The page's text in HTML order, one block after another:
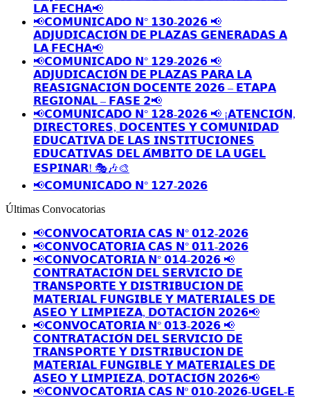
𝗟𝗔 𝗙𝗘𝗖𝗛𝗔📢
📢𝗖𝗢𝗠𝗨𝗡𝗜𝗖𝗔𝗗𝗢 𝗡° 𝟭𝟯𝟬-𝟮𝟬𝟮𝟲 📢
𝗔𝗗𝗝𝗨𝗗𝗜𝗖𝗔𝗖𝗜𝗢́𝗡 𝗗𝗘 𝗣𝗟𝗔𝗭𝗔𝗦 𝗚𝗘𝗡𝗘𝗥𝗔𝗗𝗔𝗦 𝗔
𝗟𝗔 𝗙𝗘𝗖𝗛𝗔📢
📢𝗖𝗢𝗠𝗨𝗡𝗜𝗖𝗔𝗗𝗢 𝗡° 𝟭𝟮𝟵-𝟮𝟬𝟮𝟲 📢
𝗔𝗗𝗝𝗨𝗗𝗜𝗖𝗔𝗖𝗜𝗢́𝗡 𝗗𝗘 𝗣𝗟𝗔𝗭𝗔𝗦 𝗣𝗔𝗥𝗔 𝗟𝗔
𝗥𝗘𝗔𝗦𝗜𝗚𝗡𝗔𝗖𝗜𝗢́𝗡 𝗗𝗢𝗖𝗘𝗡𝗧𝗘 𝟮𝟬𝟮𝟲 – 𝗘𝗧𝗔𝗣𝗔
𝗥𝗘𝗚𝗜𝗢𝗡𝗔𝗟 – 𝗙𝗔𝗦𝗘 𝟮📢
📢𝗖𝗢𝗠𝗨𝗡𝗜𝗖𝗔𝗗𝗢 𝗡° 𝟭𝟮𝟴-𝟮𝟬𝟮𝟲 📢 ¡𝗔𝗧𝗘𝗡𝗖𝗜𝗢́𝗡,
𝗗𝗜𝗥𝗘𝗖𝗧𝗢𝗥𝗘𝗦, 𝗗𝗢𝗖𝗘𝗡𝗧𝗘𝗦 𝗬 𝗖𝗢𝗠𝗨𝗡𝗜𝗗𝗔𝗗
𝗘𝗗𝗨𝗖𝗔𝗧𝗜𝗩𝗔 𝗗𝗘 𝗟𝗔𝗦 𝗜𝗡𝗦𝗧𝗜𝗧𝗨𝗖𝗜𝗢𝗡𝗘𝗦
𝗘𝗗𝗨𝗖𝗔𝗧𝗜𝗩𝗔𝗦 𝗗𝗘𝗟 𝗔́𝗠𝗕𝗜𝗧𝗢 𝗗𝗘 𝗟𝗔 𝗨𝗚𝗘𝗟
𝗘𝗦𝗣𝗜𝗡𝗔𝗥! 🎭🎶🎨
📢𝗖𝗢𝗠𝗨𝗡𝗜𝗖𝗔𝗗𝗢 𝗡° 𝟭𝟮𝟳-𝟮𝟬𝟮𝟲
Últimas Convocatorias
📢𝗖𝗢𝗡𝗩𝗢𝗖𝗔𝗧𝗢𝗥𝗜𝗔 𝗖𝗔𝗦 𝗡° 𝟬𝟭𝟮-𝟮𝟬𝟮𝟲
📢𝗖𝗢𝗡𝗩𝗢𝗖𝗔𝗧𝗢𝗥𝗜𝗔 𝗖𝗔𝗦 𝗡° 𝟬𝟭𝟭-𝟮𝟬𝟮𝟲
📢𝗖𝗢𝗡𝗩𝗢𝗖𝗔𝗧𝗢𝗥𝗜𝗔 𝗡° 𝟬𝟭𝟰-𝟮𝟬𝟮𝟲 📢
𝗖𝗢𝗡𝗧𝗥𝗔𝗧𝗔𝗖𝗜𝗢́𝗡 𝗗𝗘𝗟 𝗦𝗘𝗥𝗩𝗜𝗖𝗜𝗢 𝗗𝗘
𝗧𝗥𝗔𝗡𝗦𝗣𝗢𝗥𝗧𝗘 𝗬 𝗗𝗜𝗦𝗧𝗥𝗜𝗕𝗨𝗖𝗜𝗢𝗡 𝗗𝗘
𝗠𝗔𝗧𝗘𝗥𝗜𝗔𝗟 𝗙𝗨𝗡𝗚𝗜𝗕𝗟𝗘 𝗬 𝗠𝗔𝗧𝗘𝗥𝗜𝗔𝗟𝗘𝗦 𝗗𝗘
𝗔𝗦𝗘𝗢 𝗬 𝗟𝗜𝗠𝗣𝗜𝗘𝗭𝗔, 𝗗𝗢𝗧𝗔𝗖𝗜𝗢́𝗡 𝟮𝟬𝟮𝟲📢
📢𝗖𝗢𝗡𝗩𝗢𝗖𝗔𝗧𝗢𝗥𝗜𝗔 𝗡° 𝟬𝟭𝟯-𝟮𝟬𝟮𝟲 📢
𝗖𝗢𝗡𝗧𝗥𝗔𝗧𝗔𝗖𝗜𝗢́𝗡 𝗗𝗘𝗟 𝗦𝗘𝗥𝗩𝗜𝗖𝗜𝗢 𝗗𝗘
𝗧𝗥𝗔𝗡𝗦𝗣𝗢𝗥𝗧𝗘 𝗬 𝗗𝗜𝗦𝗧𝗥𝗜𝗕𝗨𝗖𝗜𝗢𝗡 𝗗𝗘
𝗠𝗔𝗧𝗘𝗥𝗜𝗔𝗟 𝗙𝗨𝗡𝗚𝗜𝗕𝗟𝗘 𝗬 𝗠𝗔𝗧𝗘𝗥𝗜𝗔𝗟𝗘𝗦 𝗗𝗘
𝗔𝗦𝗘𝗢 𝗬 𝗟𝗜𝗠𝗣𝗜𝗘𝗭𝗔, 𝗗𝗢𝗧𝗔𝗖𝗜𝗢́𝗡 𝟮𝟬𝟮𝟲📢
📢𝗖𝗢𝗡𝗩𝗢𝗖𝗔𝗧𝗢𝗥𝗜𝗔 𝗖𝗔𝗦 𝗡º 𝟬𝟭𝟬-𝟮𝟬𝟮𝟲-𝗨𝗚𝗘𝗟-𝗘